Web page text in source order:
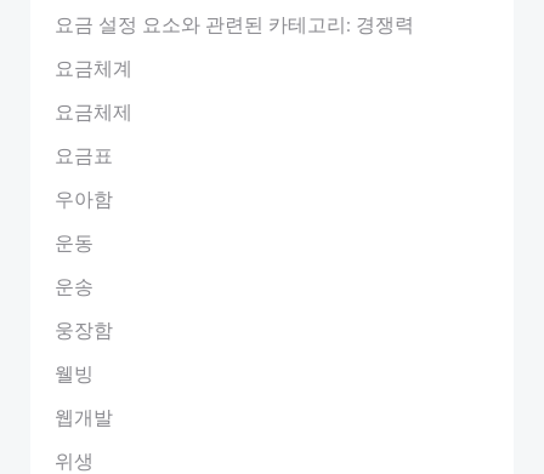
요금 설정 요소와 관련된 카테고리: 경쟁력
요금체계
요금체제
요금표
우아함
운동
운송
웅장함
웰빙
웹개발
위생